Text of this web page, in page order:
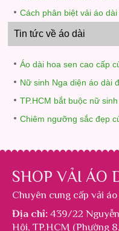
Cách phân biệt vải áo
Tin tức về áo dài
Áo dài hoa sen cao cấp
Nữ sinh Nga diện áo dài
TP.HCM bắt buộc nữ
Chiêm ngưỡng sắc đẹp
SHOP VẢI ÁO
Chuyên cung cấp vải
Địa chỉ: 439/22
Hội, TP.HCM (Phường